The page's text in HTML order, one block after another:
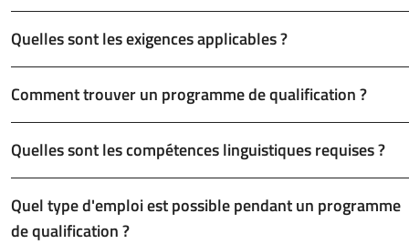
Quelles sont les exigences applicables ?
Comment trouver un programme de qualification ?
Quelles sont les compétences linguistiques requises ?
Quel type d'emploi est possible pendant un programme
de qualification ?